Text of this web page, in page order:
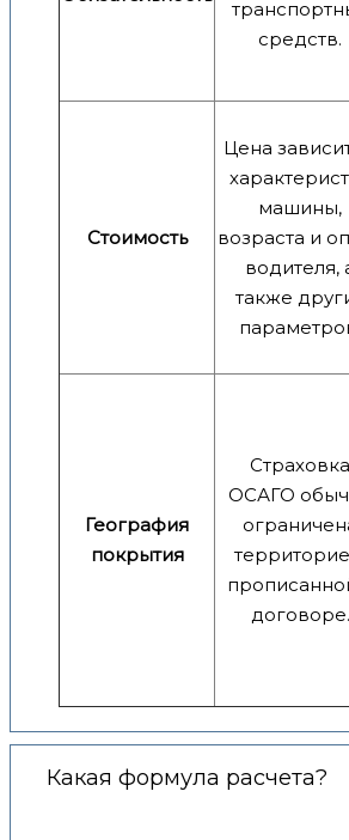
средств.
Стоимость
Цена
машины,
возраста и
водителя,
также
География
покрытия
Страховка
ОСАГО
договоре.
Какая формула расчета?